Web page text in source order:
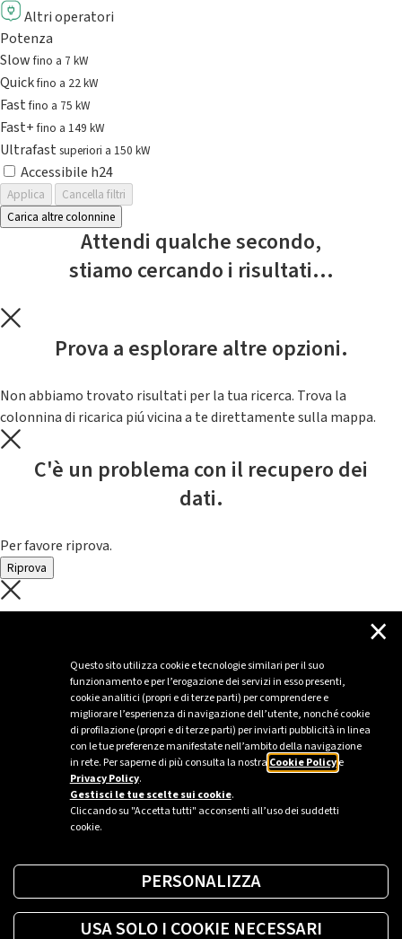
Questo sito utilizza cookie e tecnologie similari per il suo
funzionamento e per l’erogazione dei servizi in esso presenti,
cookie analitici (propri e di terze parti) per comprendere e
migliorare l’esperienza di navigazione dell’utente, nonché cookie
di profilazione (propri e di terze parti) per inviarti pubblicità in linea
con le tue preferenze manifestate nell’ambito della navigazione
in rete. Per saperne di più consulta la nostra Cookie Policye
Privacy Policy.
Gestisci le tue scelte sui cookie.
Cliccando su "Accetta tutti" acconsenti all’uso dei suddetti
cookie.
×
PERSONALIZZA
USA SOLO I COOKIE NECESSARI
Altri operatori
Potenza
Slowfino a 7 kW
Quickfino a 22 kW
Fastfino a 75 kW
Fast+fino a 149 kW
Ultrafast superiori a 150 kW
Accessibile h24
Applica
Cancella filtri
Carica altre colonnine
Attendi qualche secondo,
stiamo cercando i risultati...
Prova a esplorare altre opzioni.
Non abbiamo trovato risultati per la tua ricerca. Trova la
colonnina di ricarica piú vicina a te direttamente sulla mappa.
C'è un problema con il recupero dei
dati.
Per favore riprova.
Riprova
C'è un problema con il recupero dei
Per favore riprova piú tardi
Sei un’azienda o una PA?
Trova la soluzione più giusta per te.
Richiedi una colonnina